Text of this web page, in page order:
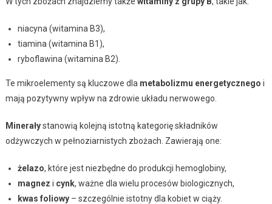
niacyna (witamina B3),
tiamina (witamina B1),
ryboflawina (witamina B2).
Te mikroelementy są kluczowe dla metabolizmu energetycznego i
mają pozytywny wpływ na zdrowie układu nerwowego.
Minerałystanowią kolejną istotną kategorię składników
odżywczych w pełnoziarnistych zbożach. Zawierają one:
żelazo, które jest niezbędne do produkcji hemoglobiny,
magnez i cynk, ważne dla wielu procesów biologicznych,
kwas foliowy– szczególnie istotny dla kobiet w ciąży.